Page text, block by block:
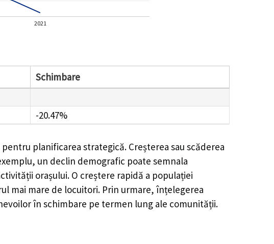
2021
Schimbare
-20.47%
planificarea strategică. Creșterea sau scăderea
un declin demografic poate semnala
orașului. O creștere rapidă a populației
mai mare de locuitori. Prin urmare, înțelegerea
în schimbare pe termen lung ale comunității.